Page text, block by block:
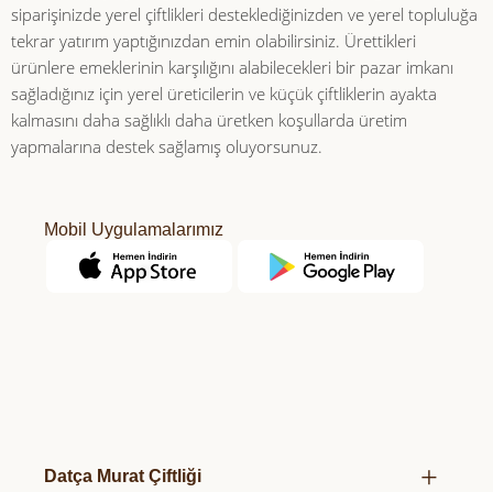
siparişinizde yerel çiftlikleri desteklediğinizden ve yerel topluluğa
tekrar yatırım yaptığınızdan emin olabilirsiniz. Ürettikleri
ürünlere emeklerinin karşılığını alabilecekleri bir pazar imkanı
sağladığınız için yerel üreticilerin ve küçük çiftliklerin ayakta
kalmasını daha sağlıklı daha üretken koşullarda üretim
yapmalarına destek sağlamış oluyorsunuz.
Mobil Uygulamalarımız
Datça Murat Çiftliği